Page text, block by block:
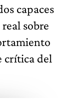
capaces
sobre
crítica del